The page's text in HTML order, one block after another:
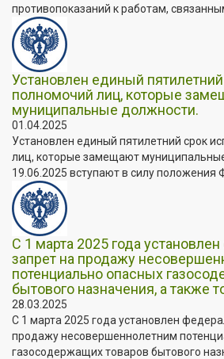
противопоказаний к работам,
Установлен единый
полномочий лиц, которые
муниципальные должности.
01.04.2025
Установлен единый пятилетний срок
лиц, которые замещают
19.06.2025 вступают в силу положения
С 1 марта 2025 года
запрет на продажу
потенциально опасных
бытового назначения, а также
28.03.2025
С 1 марта 2025 года установлен
продажу несовершеннолетним
газосодержащих товаров бытового